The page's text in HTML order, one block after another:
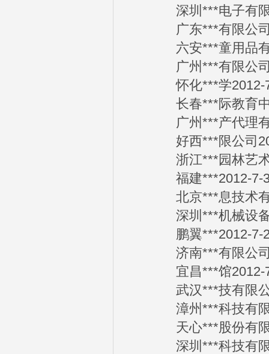
深圳***电子有限
广东***有限公司
六安***童用品有
广州***有限公司
怀化***学2012-
长春***际教育中
广州***产代理有
好西***限公司
浙江***园林艺术
福建***2012-7-
北京***息技术有
深圳***机械设备
鹏翼***2012-7-
济南***有限公司
宜昌***馆2012-
武汉***技有限公
漳州***科技有限
天心***股份有限
深圳***科技有限